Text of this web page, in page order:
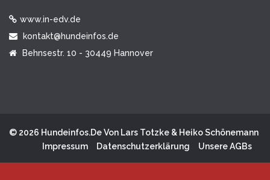
www.in-edv.de
kontakt@hundeinfos.de
Behnsestr. 10 - 30449 Hannover
© 2026 Hundeinfos.de Von Lars Totzke & Heiko Schönemann
Impressum
Datenschutzerklärung Unsere AGBs